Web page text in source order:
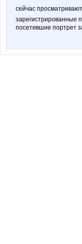
сейчас
зарегистрированные
посетившие портрет